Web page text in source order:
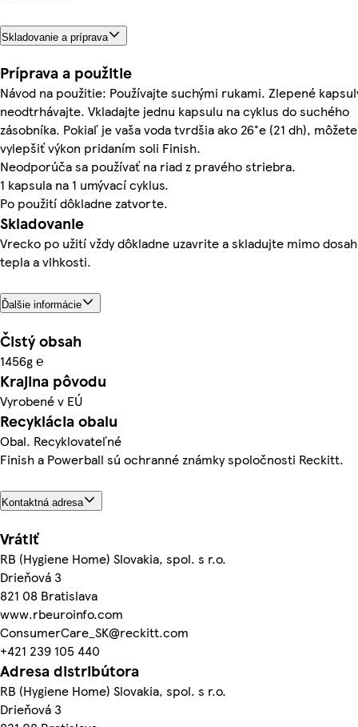
Skladovanie a príprava
Príprava a použitie
Návod na použitie: Používajte suchými rukami. Zlepené
neodtrhávajte. Vkladajte jednu kapsulu na cyklus do suchého
zásobníka. Pokiaľ je vaša voda tvrdšia ako 26°e (21 dh), môžete
vylepšiť výkon pridaním soli Finish.
Neodporúča sa používať na riad z pravého striebra.
1 kapsula na 1 umývací cyklus.
Po použití dôkladne zatvorte.
Skladovanie
Vrecko po užití vždy dôkladne uzavrite a skladujte mimo
tepla a vlhkosti.
Ďalšie informácie
Čistý obsah
1456g ℮
Krajina pôvodu
Vyrobené v EÚ
Recyklácia obalu
Obal. Recyklovateľné
Finish a Powerball sú ochranné známky spoločnosti Reckitt.
Kontaktná adresa
Vrátiť
RB (Hygiene Home) Slovakia, spol. s r.o.
Drieňová 3
821 08 Bratislava
www.rbeuroinfo.com
ConsumerCare_SK@reckitt.com
+421 239 105 440
Adresa distribútora
RB (Hygiene Home) Slovakia, spol. s r.o.
Drieňová 3